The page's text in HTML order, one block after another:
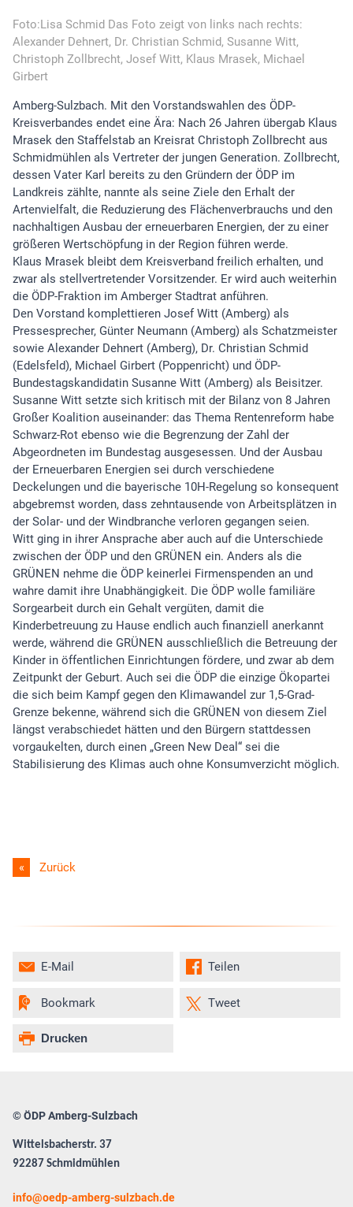
Foto:Lisa Schmid Das Foto zeigt von links nach rechts:
Alexander Dehnert, Dr. Christian Schmid, Susanne Witt,
Christoph Zollbrecht, Josef Witt, Klaus Mrasek, Michael
Girbert
Amberg-Sulzbach. Mit den Vorstandswahlen des ÖDP-
Kreisverbandes endet eine Ära: Nach 26 Jahren übergab Klaus
Mrasek den Staffelstab an Kreisrat Christoph Zollbrecht aus
Schmidmühlen als Vertreter der jungen Generation. Zollbrecht,
dessen Vater Karl bereits zu den Gründern der ÖDP im
Landkreis zählte, nannte als seine Ziele den Erhalt der
Artenvielfalt, die Reduzierung des Flächenverbrauchs und den
nachhaltigen Ausbau der erneuerbaren Energien, der zu einer
größeren Wertschöpfung in der Region führen werde.
Klaus Mrasek bleibt dem Kreisverband freilich erhalten, und
zwar als stellvertretender Vorsitzender. Er wird auch weiterhin
die ÖDP-Fraktion im Amberger Stadtrat anführen.
Den Vorstand komplettieren Josef Witt (Amberg) als
Pressesprecher, Günter Neumann (Amberg) als Schatzmeister
sowie Alexander Dehnert (Amberg), Dr. Christian Schmid
(Edelsfeld), Michael Girbert (Poppenricht) und ÖDP-
Bundestagskandidatin Susanne Witt (Amberg) als Beisitzer.
Susanne Witt setzte sich kritisch mit der Bilanz von 8 Jahren
Großer Koalition auseinander: das Thema Rentenreform habe
Schwarz-Rot ebenso wie die Begrenzung der Zahl der
Abgeordneten im Bundestag ausgesessen. Und der Ausbau
der Erneuerbaren Energien sei durch verschiedene
Deckelungen und die bayerische 10H-Regelung so konsequent
abgebremst worden, dass zehntausende von Arbeitsplätzen in
der Solar- und der Windbranche verloren gegangen seien.
Witt ging in ihrer Ansprache aber auch auf die Unterschiede
zwischen der ÖDP und den GRÜNEN ein. Anders als die
GRÜNEN nehme die ÖDP keinerlei Firmenspenden an und
wahre damit ihre Unabhängigkeit. Die ÖDP wolle familiäre
Sorgearbeit durch ein Gehalt vergüten, damit die
Kinderbetreuung zu Hause endlich auch finanziell anerkannt
werde, während die GRÜNEN ausschließlich die Betreuung der
Kinder in öffentlichen Einrichtungen fördere, und zwar ab dem
Zeitpunkt der Geburt. Auch sei die ÖDP die einzige Ökopartei
die sich beim Kampf gegen den Klimawandel zur 1,5-Grad-
Grenze bekenne, während sich die GRÜNEN von diesem Ziel
längst verabschiedet hätten und den Bürgern stattdessen
vorgaukelten, durch einen „Green New Deal“ sei die
Stabilisierung des Klimas auch ohne Konsumverzicht möglich.
Zurück
Teilen
Tweet
E-Mail
Bookmark
Drucken
© ÖDP Amberg-Sulzbach
Wittelsbacherstr. 37
92287 Schmidmühlen
info oedp-amberg-sulzbach.de